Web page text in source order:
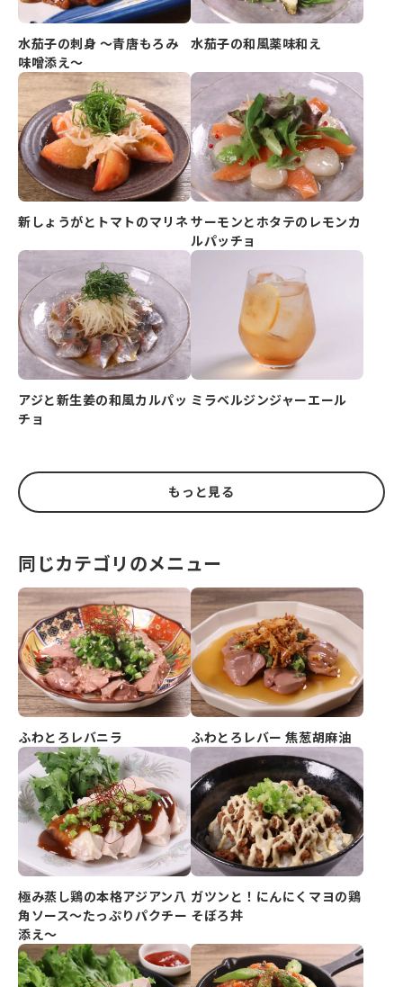
水茄子の刺身 ～青唐もろみ
味噌添え～
水茄子の和風薬味和え
新しょうがとトマトのマリネサーモンとホタテのレモンカ
ルパッチョ
アジと新生姜の和風カルパッ
チョ
ミラベルジンジャーエール
もっと見る
同じカテゴリのメニュー
ふわとろレバニラ ふわとろレバー 焦葱胡麻油
極み蒸し鶏の本格アジアン八
角ソース～たっぷりパクチー
添え～
ガツンと！にんにくマヨの鶏
そぼろ丼